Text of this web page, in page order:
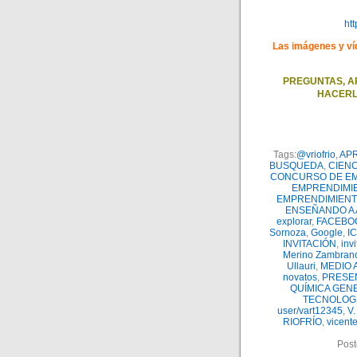
Las imágenes y
PREGUNTAS,
Tags:@vriofrio,
BUSQUEDA,
CONCURSO DE
ENSEÑANDO
explorar,
Sornoza, Google,
INVITACIÓN ,
Merino
Ullauri, MEDIO
novatos,
QUÍMICA
user/vart12345,
RIOFRÍO,